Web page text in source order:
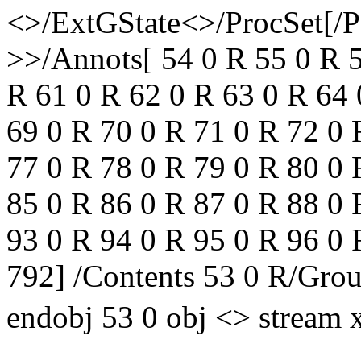
<>/ExtGState<>/ProcSet[/
>>/Annots[ 54 0 R 55 0 R
R 61 0 R 62 0 R 63 0 R
69 0 R 70 0 R 71 0 R 72 0
77 0 R 78 0 R 79 0 R 80 0
85 0 R 86 0 R 87 0 R 88 0
93 0 R 94 0 R 95 0 R 96
792] /Contents 53 0 R/
endobj 53 0 obj <>